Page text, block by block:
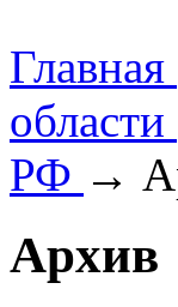
Главная
области
РФ →
Архив